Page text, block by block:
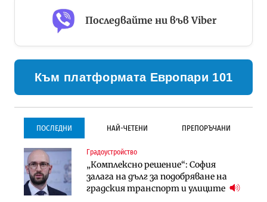
Последвайте ни във Viber
Към платформата Европари 101
ПОСЛЕДНИ НАЙ-ЧЕТЕНИ ПРЕПОРЪЧАНИ
Градоустройство
„Комплексно решение“: София
залага на дълг за подобряване на
градския транспорт и улиците
Градоустройство
Столична община избра
изпълнител за преместването на
трамвайното трасе по бул.
Инфраструктура
Проектирането на тунела под
Петрохан ще върви паралелно с
екологичните оценки